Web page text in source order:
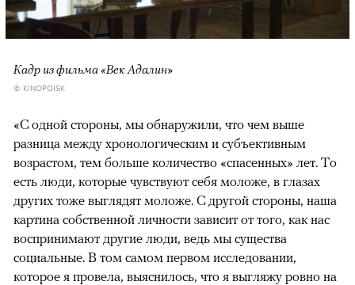
Кадр из фильма «Век Адалин»
© KINOPOISK
«С одной стороны, мы обнаружили, что чем выше
разница между хронологическим и субъективным
возрастом, тем больше количество «спасенных» лет. То
есть люди, которые чувствуют себя моложе, в глазах
других тоже выглядят моложе. С другой стороны, наша
картина собственной личности зависит от того, как нас
воспринимают другие люди, ведь мы существа
социальные. В том самом первом исследовании,
которое я провела, выяснилось, что я выгляжу ровно на